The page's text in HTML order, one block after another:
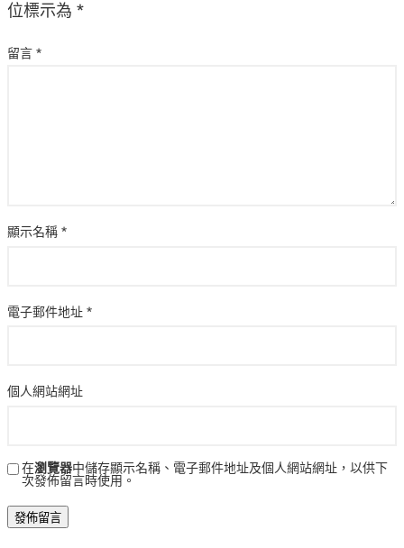
位標示為 *
留言 *
顯示名稱 *
電子郵件地址 *
個人網站網址
在瀏覽器中儲存顯示名稱、電子郵件地址及個人網站網址，以供下
次發佈留言時使用。